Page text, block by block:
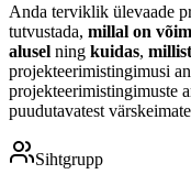
Anda terviklik ülevaade
tutvustada, millal on
alusel ning kuidas,
projekteerimistingimusi
projekteerimistingimuste
puudutavatest
Sihtgrupp